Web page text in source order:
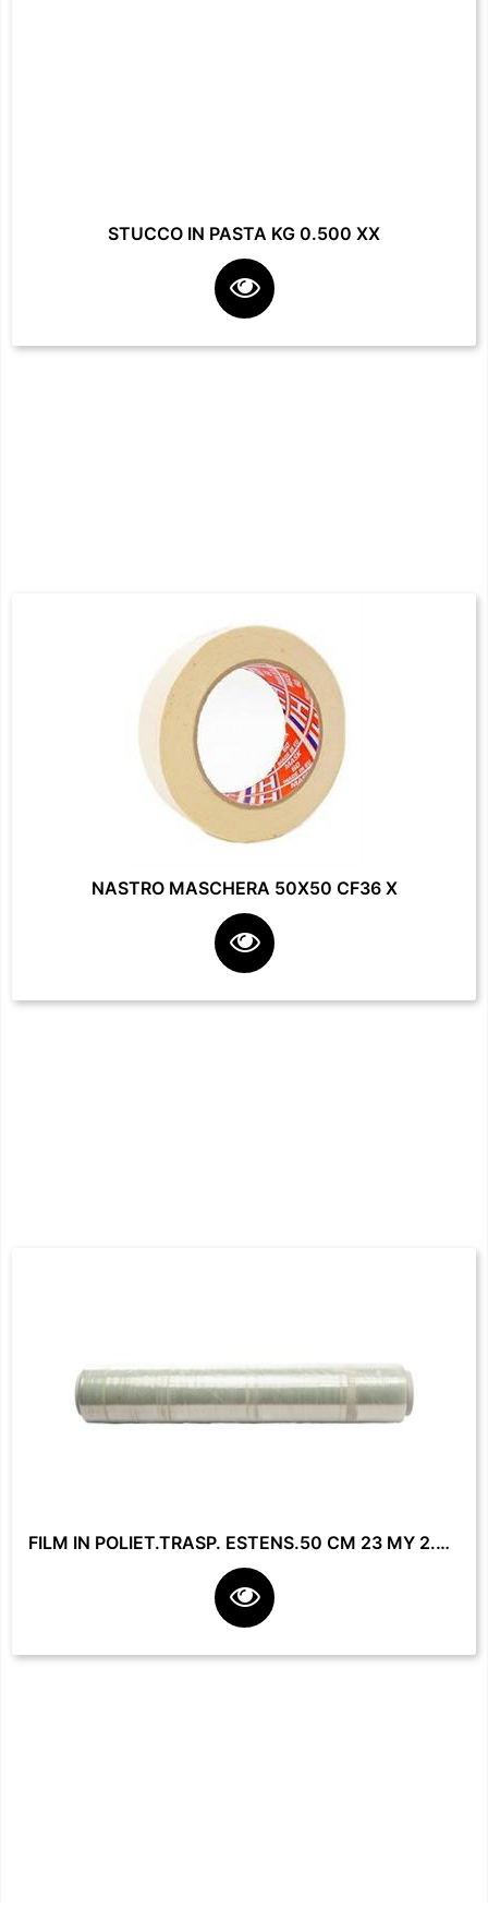
STUCCO IN PASTA KG 0.500 XX
NASTRO MASCHERA 50X50 CF36 X
FILM IN POLIET.TRASP. ESTENS.50 CM 23 MY 2.2 KG **